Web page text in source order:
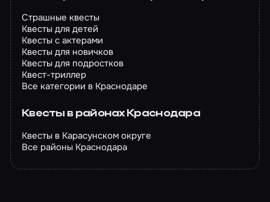
Страшные квесты
Квесты для детей
Квесты с актерами
Квесты для новичков
Квесты для подростков
Квест-триллер
Все категории в Краснодаре
Квесты в районах Краснодара
Квесты в Карасунском округе
Все районы Краснодара